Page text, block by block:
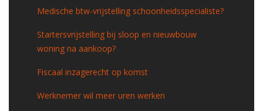
Medische btw-vrijstelling schoonheidsspecialiste?
Startersvrijstelling bij sloop en nieuwbouw
woning na aankoop?
Fiscaal inzagerecht op komst
Werknemer wil meer uren werken